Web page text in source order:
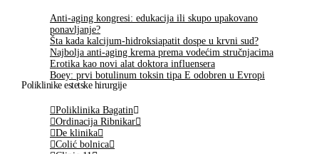
Anti-aging kongresi: edukacija ili skupo upakovano
ponavljanje?
Šta kada kalcijum-hidroksiapatit dospe u krvni sud?
Najbolja anti-aging krema prema vodećim stručnjacima
Erotika kao novi alat doktora influensera
Boey: prvi botulinum toksin tipa E odobren u Evropi
Poliklinike estetske hirurgije
Poliklinika Bagatin
Ordinacija Ribnikar
De klinika
Colić bolnica